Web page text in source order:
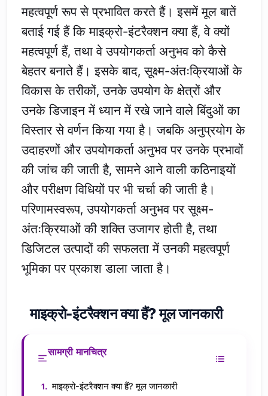
महत्वपूर्ण रूप से प्रभावित करते हैं। इसमें मूल बातें
बताई गई हैं कि माइक्रो-इंटरैक्शन क्या हैं, वे क्यों
महत्वपूर्ण हैं, तथा वे उपयोगकर्ता अनुभव को कैसे
बेहतर बनाते हैं। इसके बाद, सूक्ष्म-अंतःक्रियाओं के
विकास के तरीकों, उनके उपयोग के क्षेत्रों और
उनके डिजाइन में ध्यान में रखे जाने वाले बिंदुओं का
विस्तार से वर्णन किया गया है। जबकि अनुप्रयोग के
उदाहरणों और उपयोगकर्ता अनुभव पर उनके प्रभावों
की जांच की जाती है, सामने आने वाली कठिनाइयों
और परीक्षण विधियों पर भी चर्चा की जाती है।
परिणामस्वरूप, उपयोगकर्ता अनुभव पर सूक्ष्म-
अंतःक्रियाओं की शक्ति उजागर होती है, तथा
डिजिटल उत्पादों की सफलता में उनकी महत्वपूर्ण
भूमिका पर प्रकाश डाला जाता है।
माइक्रो-इंटरैक्शन क्या हैं? मूल जानकारी
सामग्री मानचित्र
माइक्रो-इंटरैक्शन क्या हैं? मूल जानकारी